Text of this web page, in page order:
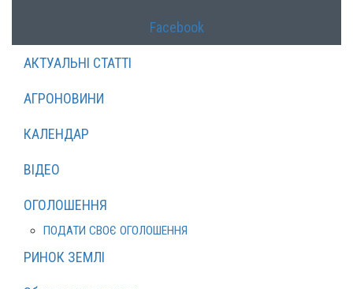
Facebook
АКТУАЛЬНІ СТАТТІ
АГРОНОВИНИ
КАЛЕНДАР
ВІДЕО
ОГОЛОШЕННЯ
ПОДАТИ СВОЄ ОГОЛОШЕННЯ
РИНОК ЗЕМЛІ